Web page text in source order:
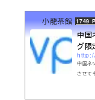
小龍茶館 1749
中国
グ限
中国ネ
させて